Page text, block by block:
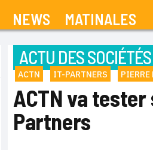
NEWS MATINALES
ACTU DES SOCIÉTÉS
ACTN IT-PARTNERS PIERRE
ACTN va
Partners